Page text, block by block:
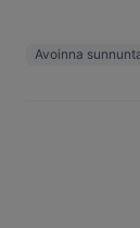
Avoinna